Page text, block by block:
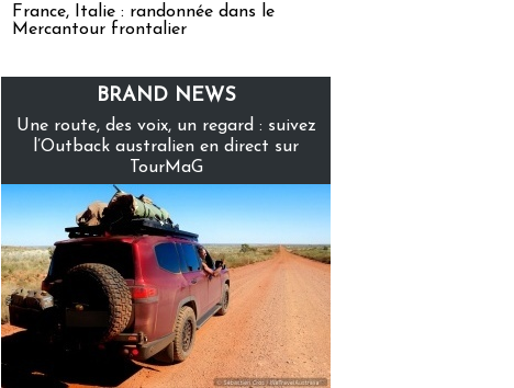
France, Italie : randonnée dans le
Mercantour frontalier
BRAND NEWS
Une route, des voix, un regard : suivez
l’Outback australien en direct sur
TourMaG